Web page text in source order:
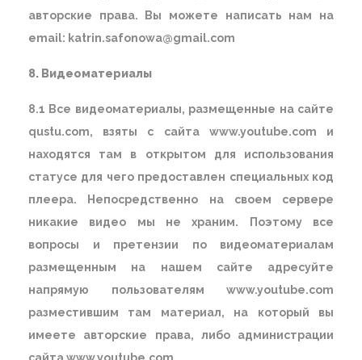
авторские права. Вы можете написать нам на
email: katrin.safonowa@gmail.com
8. Видеоматериалы
8.1 Все видеоматериалы, размещенные на сайте
qustu.com, взяты с сайта www.youtube.com и
находятся там в открытом для использования
статусе для чего предоставлен специальных код
плеера. Непосредственно на своем сервере
никакие видео мы не храним. Поэтому все
вопросы и претензии по видеоматериалам
размещенным на нашем сайте адресуйте
напрямую пользователям www.youtube.com
разместившим там материал, на который вы
имеете авторские права, либо администрации